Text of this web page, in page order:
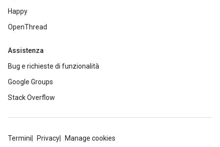
Happy
OpenThread
Assistenza
Bug e richieste di funzionalità
Google Groups
Stack Overflow
Termini Privacy Manage cookies